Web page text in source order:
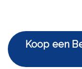
Koop een